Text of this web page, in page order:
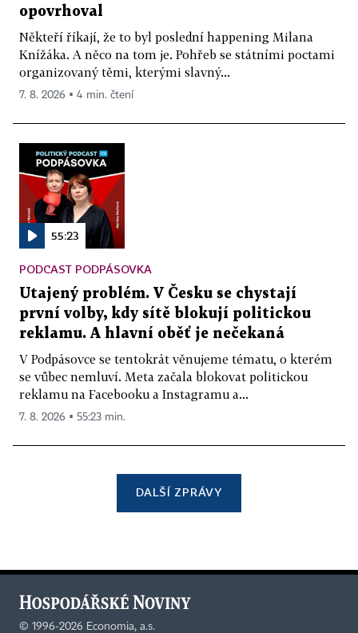
opovrhoval
Někteří říkají, že to byl poslední happening Milana
Knížáka. A něco na tom je. Pohřeb se státními poctami
organizovaný těmi, kterými slavný...
7. 8. 2026 ▪ 4 min. čtení
55:23
PODCAST PODPÁSOVKA
Utajený problém. V Česku se chystají
první volby, kdy sítě blokují politickou
reklamu. A hlavní oběť je nečekaná
V Podpásovce se tentokrát věnujeme tématu, o kterém
se vůbec nemluví. Meta začala blokovat politickou
reklamu na Facebooku a Instagramu a...
7. 8. 2026 ▪ 55:23 min.
DALŠÍ ZPRÁVY
© 1996-2026 Economia, a.s.